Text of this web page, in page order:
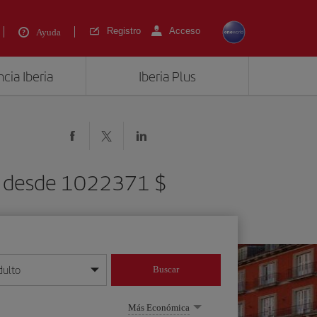
Ayuda Registro Acceso
Iberia Iberia Plus
desde 1022371 $
mes/año
Buscar
Más Económica